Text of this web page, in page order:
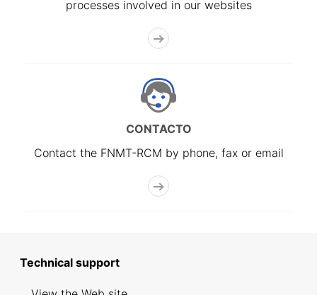
processes involved in our websites
CONTACTO
Contact the FNMT-RCM by phone, fax or email
Technical support